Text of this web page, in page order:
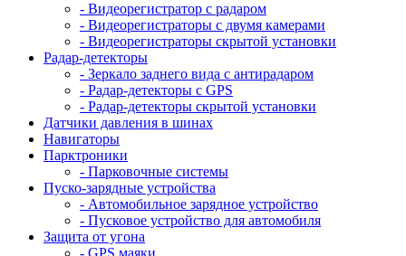
- Видеорегистратор с радаром
- Видеорегистраторы с двумя камерами
- Видеорегистраторы скрытой установки
Радар-детекторы
- Зеркало заднего вида с антирадаром
- Радар-детекторы с GPS
- Радар-детекторы скрытой установки
Датчики давления в шинах
Навигаторы
Парктроники
- Парковочные системы
Пуско-зарядные устройства
- Автомобильное зарядное устройство
- Пусковое устройство для автомобиля
Защита от угона
- GPS маяки